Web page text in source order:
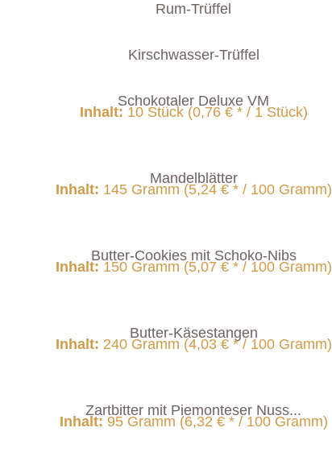
Rum-Trüffel
Kirschwasser-Trüffel
Schokotaler Deluxe VM
Inhalt: 10 Stück (0,76 € * / 1 Stück)
Mandelblätter
Inhalt: 145 Gramm (5,24 € * / 100 Gramm)
Butter-Cookies mit Schoko-Nibs
Inhalt: 150 Gramm (5,07 € * / 100 Gramm)
Butter-Käsestangen
Inhalt: 240 Gramm (4,03 € * / 100 Gramm)
Zartbitter mit Piemonteser Nuss...
Inhalt: 95 Gramm (6,32 € * / 100 Gramm)